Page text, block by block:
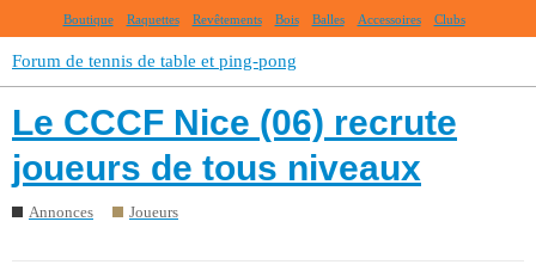
Boutique Raquettes Revêtements Bois Balles Accessoires Clubs
Forum de tennis de table et ping-pong
Le CCCF Nice (06) recrute
joueurs de tous niveaux
Annonces Joueurs